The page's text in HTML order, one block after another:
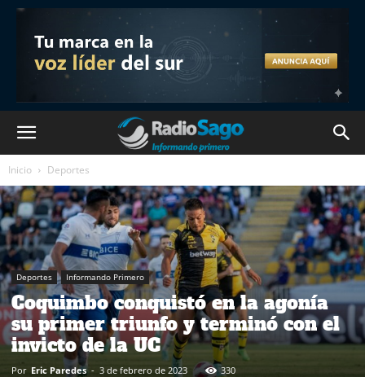
Inicio Deportes
Deportes Informando Primero
Coquimbo conquistó en la agonía
su primer triunfo y terminó con el
invicto de la UC
Por Eric Paredes - 3 de febrero de 2023 330